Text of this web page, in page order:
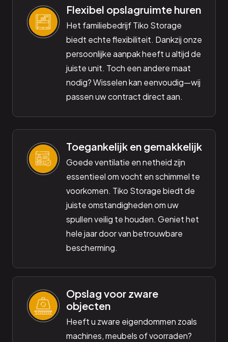
Flexibel opslagruimte huren
Het familiebedrijf Tiko Storage
biedt echte flexibiliteit. Dankzij onze
persoonlijke aanpak heeft u altijd de
juiste unit. Toch een andere maat
nodig? Wisselen kan eenvoudig—wij
passen uw contract direct aan.
Toegankelijk en gemakkelijk
Goede ventilatie en netheid zijn
essentieel om vocht en schimmel te
voorkomen. Tiko Storage biedt de
juiste omstandigheden om uw
spullen veilig te houden. Geniet het
hele jaar door van betrouwbare
bescherming.
Opslag voor zware
objecten
Heeft u zware eigendommen zoals
machines, meubels of voorraden?